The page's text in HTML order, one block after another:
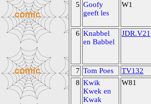
5 Goofy
geeft les
W1
6 Knabbel
en Babbel
JDR.V21
7 Tom Poes TV132
8 Kwik
Kwek en
Kwak
W81